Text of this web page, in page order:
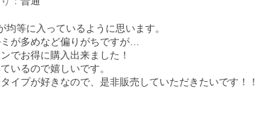
均等に入っているように思います。
が多めなど偏りがちですが…
でお得に購入出来ました！
いるので嬉しいです。
イプが好きなので、是非販売していただきたいです！！